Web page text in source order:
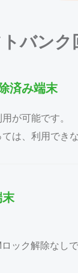
バンク
済み端末
が可能です。
は、利用でき
末
ック解除なし